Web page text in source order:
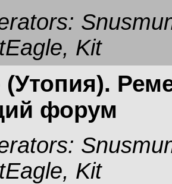
, Kit
форум
, Kit